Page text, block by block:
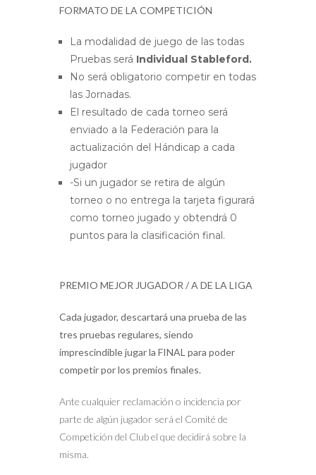
FORMATO DE LA COMPETICIÓN
La modalidad de juego de las todas
Pruebas será Individual Stableford.
No será obligatorio competir en todas
las Jornadas.
El resultado de cada torneo será
enviado a la Federación para la
actualización del Hándicap a cada
jugador
-Si un jugador se retira de algún
torneo o no entrega la tarjeta figurará
como torneo jugado y obtendrá 0
puntos para la clasificación final.
PREMIO MEJOR JUGADOR / A DE LA LIGA
Cada jugador, descartará una prueba de las
tres pruebas regulares, siendo
imprescindible jugar la FINAL para poder
competir por los premios finales.
Ante cualquier reclamación o incidencia por
parte de algún jugador será el Comité de
Competición del Club el que decidirá sobre la
misma.